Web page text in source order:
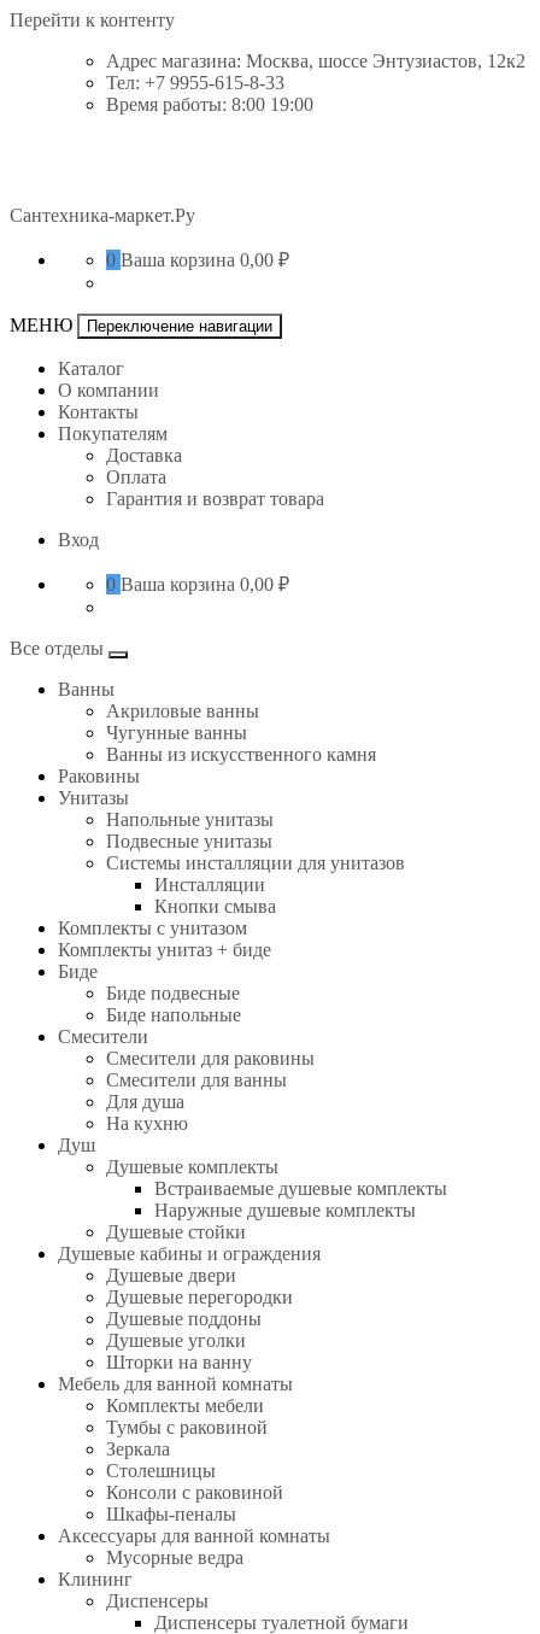
Перейти к контенту
Адрес магазина: Москва, шоссе Энтузиастов, 12к2
Тел: +7 9955-615-8-33
Время работы: 8:00 19:00
Сантехника-маркет.Ру
0 Ваша корзина 0,00 ₽
МЕНЮ Переключение навигации
Каталог
О компании
Контакты
Покупателям
Доставка
Оплата
Гарантия и возврат товара
Вход
0 Ваша корзина 0,00 ₽
Все отделы
Ванны
Акриловые ванны
Чугунные ванны
Ванны из искусственного камня
Раковины
Унитазы
Напольные унитазы
Подвесные унитазы
Системы инсталляции для унитазов
Инсталляции
Кнопки смыва
Комплекты с унитазом
Комплекты унитаз + биде
Биде
Биде подвесные
Биде напольные
Смесители
Смесители для раковины
Смесители для ванны
Для душа
На кухню
Душ
Душевые комплекты
Встраиваемые душевые комплекты
Наружные душевые комплекты
Душевые стойки
Душевые кабины и ограждения
Душевые двери
Душевые перегородки
Душевые поддоны
Душевые уголки
Шторки на ванну
Мебель для ванной комнаты
Комплекты мебели
Тумбы с раковиной
Зеркала
Столешницы
Консоли с раковиной
Шкафы-пеналы
Аксессуары для ванной комнаты
Мусорные ведра
Клининг
Диспенсеры
Диспенсеры туалетной бумаги